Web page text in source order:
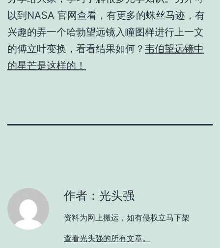
以到NASA 官网查看，有更多的蛛丝马迹，有
兴趣的弄一个哈勃望远镜入瞳图样进行上一文
的傅立叶变换，看看结果如何？ 韦伯望远镜中
的星芒是这样的！
作者：光头强
资料为网上搬运，如有侵权立马下架
查看光头强的所有文章。